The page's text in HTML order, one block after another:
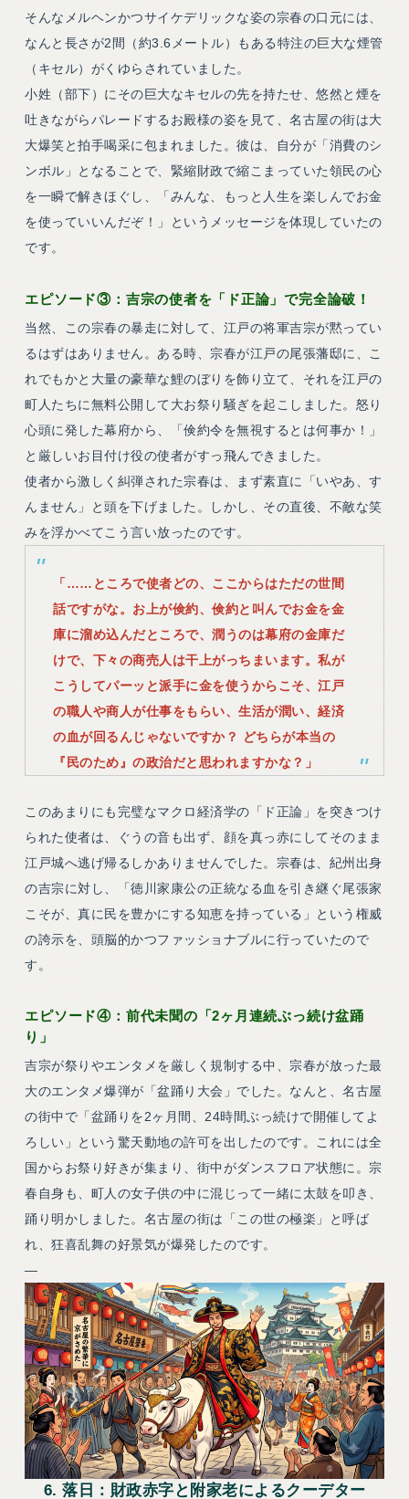
そんなメルヘンかつサイケデリックな姿の宗春の口元には、
なんと長さが2間（約3.6メートル）もある特注の巨大な煙管
（キセル）がくゆらされていました。
小姓（部下）にその巨大なキセルの先を持たせ、悠然と煙を
吐きながらパレードするお殿様の姿を見て、名古屋の街は大
大爆笑と拍手喝采に包まれました。彼は、自分が「消費のシ
ンボル」となることで、緊縮財政で縮こまっていた領民の心
を一瞬で解きほぐし、「みんな、もっと人生を楽しんでお金
を使っていいんだぞ！」というメッセージを体現していたの
です。
エピソード③：吉宗の使者を「ド正論」で完全論破！
当然、この宗春の暴走に対して、江戸の将軍吉宗が黙ってい
るはずはありません。ある時、宗春が江戸の尾張藩邸に、こ
れでもかと大量の豪華な鯉のぼりを飾り立て、それを江戸の
町人たちに無料公開して大お祭り騒ぎを起こしました。怒り
心頭に発した幕府から、「倹約令を無視するとは何事か！」
と厳しいお目付け役の使者がすっ飛んできました。
使者から激しく糾弾された宗春は、まず素直に「いやあ、す
んません」と頭を下げました。しかし、その直後、不敵な笑
みを浮かべてこう言い放ったのです。
「……ところで使者どの、ここからはただの世間
話ですがな。お上が倹約、倹約と叫んでお金を金
庫に溜め込んだところで、潤うのは幕府の金庫だ
けで、下々の商売人は干上がっちまいます。私が
こうしてパーッと派手に金を使うからこそ、江戸
の職人や商人が仕事をもらい、生活が潤い、経済
の血が回るんじゃないですか？ どちらが本当の
『民のため』の政治だと思われますかな？」
このあまりにも完璧なマクロ経済学の「ド正論」を突きつけ
られた使者は、ぐうの音も出ず、顔を真っ赤にしてそのまま
江戸城へ逃げ帰るしかありませんでした。宗春は、紀州出身
の吉宗に対し、「徳川家康公の正統なる血を引き継ぐ尾張家
こそが、真に民を豊かにする知恵を持っている」という権威
の誇示を、頭脳的かつファッショナブルに行っていたので
す。
エピソード④：前代未聞の「2ヶ月連続ぶっ続け盆踊
り」
吉宗が祭りやエンタメを厳しく規制する中、宗春が放った最
大のエンタメ爆弾が「盆踊り大会」でした。なんと、名古屋
の街中で「盆踊りを2ヶ月間、24時間ぶっ続けで開催してよ
ろしい」という驚天動地の許可を出したのです。これには全
国からお祭り好きが集まり、街中がダンスフロア状態に。宗
春自身も、町人の女子供の中に混じって一緒に太鼓を叩き、
踊り明かしました。名古屋の街は「この世の極楽」と呼ば
れ、狂喜乱舞の好景気が爆発したのです。
—
6. 落日：財政赤字と附家老によるクーデター